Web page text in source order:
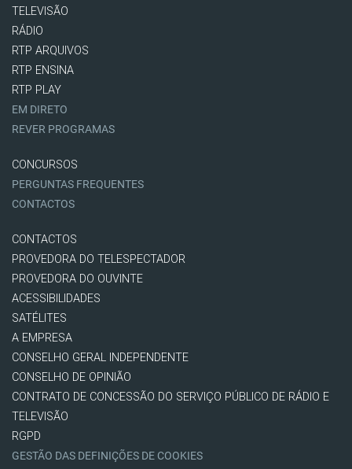
TELEVISÃO
RÁDIO
RTP ARQUIVOS
RTP ENSINA
RTP PLAY
EM DIRETO
REVER PROGRAMAS
CONCURSOS
PERGUNTAS FREQUENTES
CONTACTOS
CONTACTOS
PROVEDORA DO TELESPECTADOR
PROVEDORA DO OUVINTE
ACESSIBILIDADES
SATÉLITES
A EMPRESA
CONSELHO GERAL INDEPENDENTE
CONSELHO DE OPINIÃO
CONTRATO DE CONCESSÃO DO SERVIÇO PÚBLICO DE RÁDIO E
TELEVISÃO
RGPD
GESTÃO DAS DEFINIÇÕES DE COOKIES